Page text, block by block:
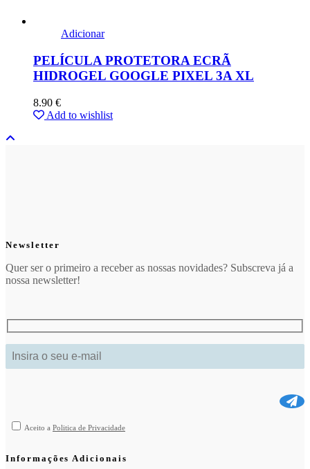
Adicionar
PELÍCULA PROTETORA ECRÃ
HIDROGEL GOOGLE PIXEL 3A XL
8.90 €
Add to wishlist
Newsletter
Quer ser o primeiro a receber as nossas novidades? Subscreva já a
nossa newsletter!
Aceito a Politica de Privacidade
Informações Adicionais